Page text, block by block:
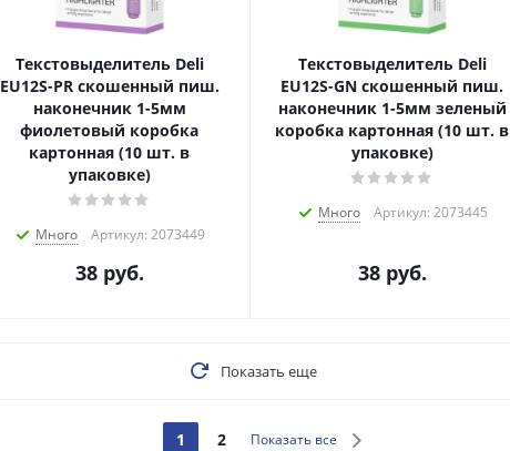
Текстовыделитель Deli
EU12S-PR скошенный пиш.
наконечник 1-5мм
фиолетовый коробка
картонная (10 шт. в
упаковке)
Много Артикул: 2073449
38руб.
Текстовыделитель Deli
EU12S-GN скошенный пиш.
наконечник 1-5мм зеленый
коробка картонная (10 шт. в
упаковке)
Много Артикул: 2073445
38руб.
Показать еще
1 2 Показать все